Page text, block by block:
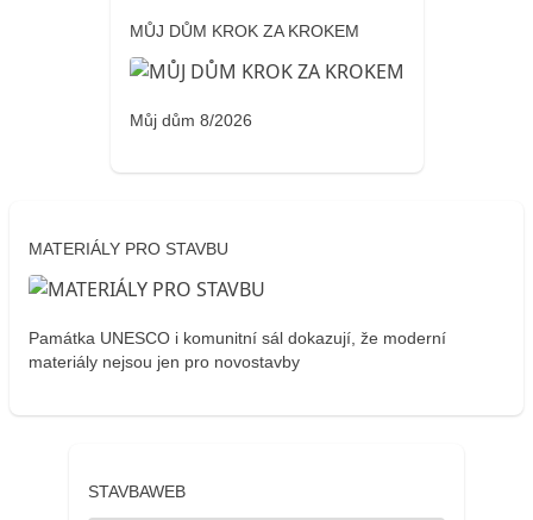
MŮJ DŮM KROK ZA KROKEM
Můj dům 8/2026
MATERIÁLY PRO STAVBU
Památka UNESCO i komunitní sál dokazují, že moderní
materiály nejsou jen pro novostavby
STAVBAWEB